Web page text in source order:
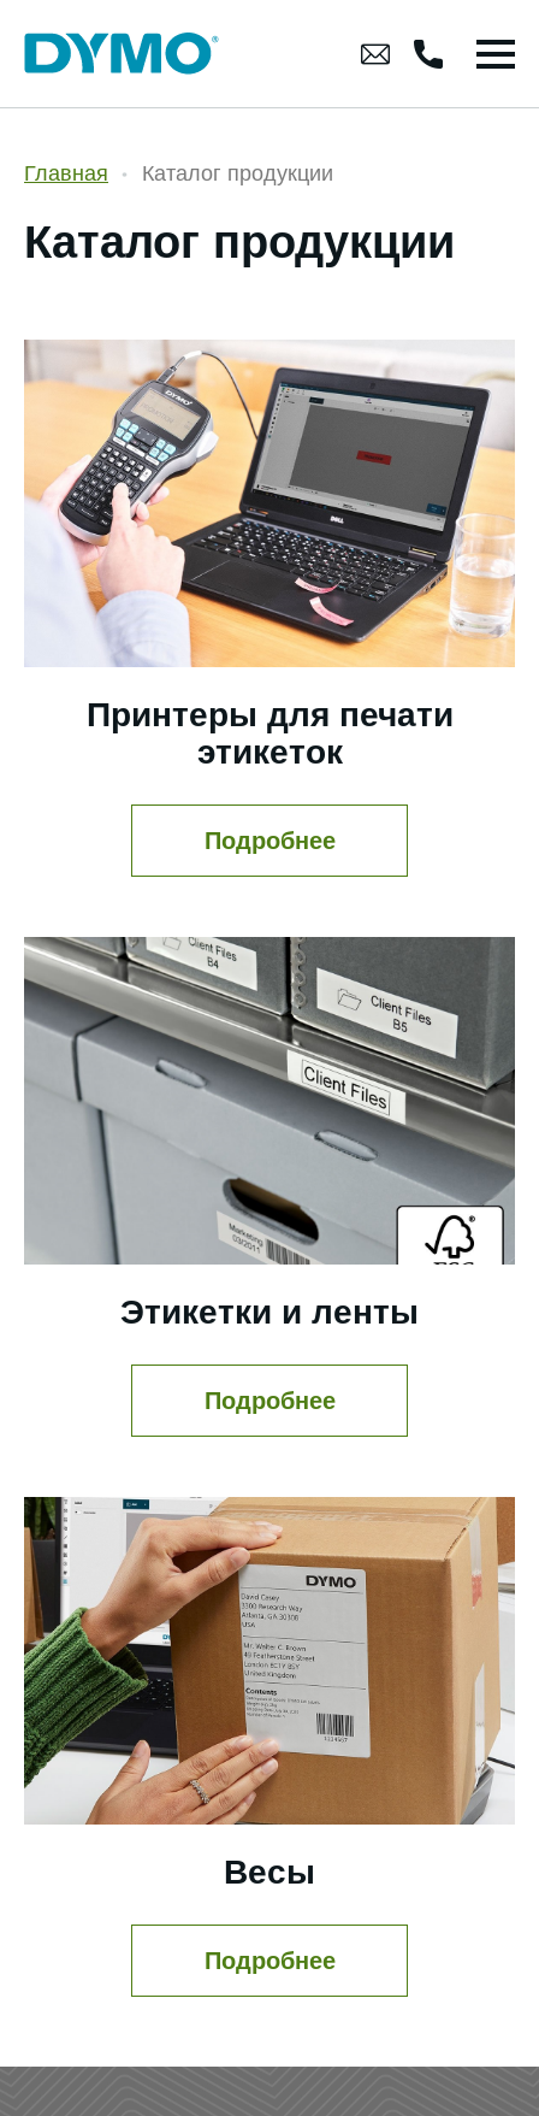
Главная Каталог продукции
Каталог продукции
Принтеры для печати
этикеток
Подробнее
Этикетки и ленты
Подробнее
Весы
Подробнее